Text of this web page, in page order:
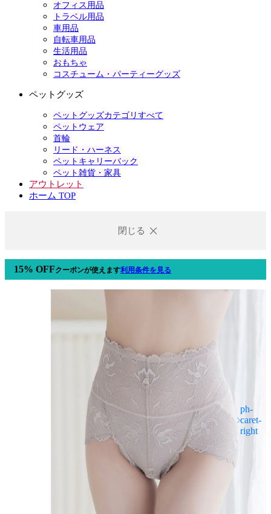
オフィス用品
トラベル用品
車用品
自転車用品
生活用品
おもちゃ
コスチューム・パーティーグッズ
ペットグッズ
ペットグッズカテゴリすべて
ペットウェア
首輪
リード・ハーネス
ペットキャリーバック
ペット雑貨・家具
アウトレット
ホーム TOP
閉じる
15% OFFクーポンが使えます利用条件を見る